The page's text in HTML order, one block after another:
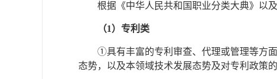
根据《中华人民共和国职业分类大典》以
（1）专利类
①具有丰富的专利审查、代理或管理等方
态势，以及本领域技术发展态势及对专利政策的